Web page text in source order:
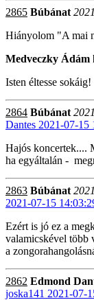
2865 Búbánat
Hiányolom "A mai
Medveczky Ádám
Isten éltesse sokáig!
2864 Búbánat
Dantes 2021-07-15
Hajós koncertek....
ha egyáltalán -
2863 Búbánat
2021-07-15
Ezért is jó ez a
valamicskével több
a
2862 Edmond
joska141 2021-07-